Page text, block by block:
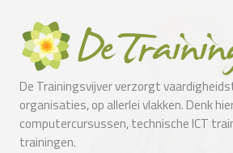
De Trainingsvijver verzorgt
organisaties, op allerlei vlakken. Denk
computercursussen, technische ICT
trainingen.